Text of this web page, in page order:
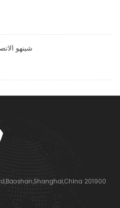
شينهو
201900